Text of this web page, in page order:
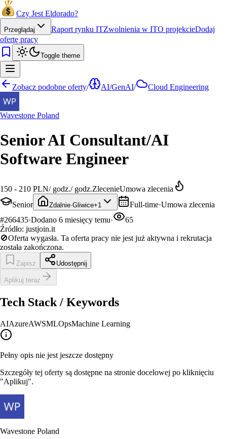
Czy Jest Eldorado?
Przeglądaj Raport rynku ITZwolnienia w ITO projekcieDodaj
ofertę pracy
Toggle theme
Zobacz podobne oferty/ AI/GenAI/ Cloud Engineering
Wavestone Poland
Senior AI Consultant/AI
Software Engineer
150 - 210 PLN/ godz./ godz.ZlecenieUmowa zlecenia
Senior
Zdalnie·Gliwice+1 Full-time·Umowa zlecenia
#266435·Dodano 6 miesięcy temu·
65
Źródło: justjoin.it
🚫Oferta wygasła. Ta oferta pracy nie jest już aktywna i rekrutacja
została zakończona.
Zapisz Udostępnij
Aplikuj teraz
Tech Stack / Keywords
AIAzureAWSMLOpsMachine Learning
Pełny opis nie jest jeszcze dostępny
Szczegóły tej oferty są dostępne na stronie docelowej po kliknięciu
"Aplikuj".
Wavestone Poland